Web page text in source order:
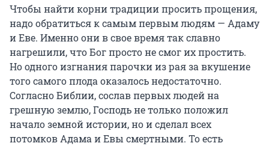
Чтобы найти корни традиции просить прощения,
надо обратиться к самым первым людям — Адаму
и Еве. Именно они в свое время так славно
нагрешили, что Бог просто не смог их простить.
Но одного изгнания парочки из рая за вкушение
того самого плода оказалось недостаточно.
Согласно Библии, сослав первых людей на
грешную землю, Господь не только положил
начало земной истории, но и сделал всех
потомков Адама и Евы смертными. То есть